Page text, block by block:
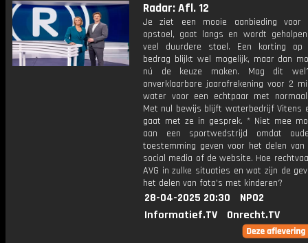
Radar: Afl. 12
Je ziet een mooie aanbieding voor
opstoel, gaat langs en wordt
veel duurdere stoel. Een korting
bedrag blijkt wel mogelijk, maar dan
nú de keuze maken. Mag dit
onverklaarbare jaarafrekening voor 2
water voor een echtpaar met
Met nul bewijs blijft waterbedrijf Vitens
gaat met ze in gesprek. * Niet mee
aan een sportwedstrijd omdat
toestemming geven voor het delen
social media of de website. Hoe
AVG in zulke situaties en wat zijn de
het delen van foto's met kinderen?
28-04-2025 20:30
NPO2
Informatief.TV
Onrecht.TV